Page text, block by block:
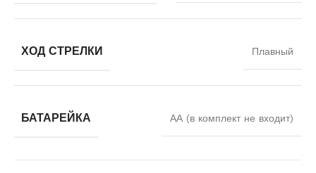
ХОД СТРЕЛКИ Плавный
БАТАРЕЙКА АА (в комплект не входит)